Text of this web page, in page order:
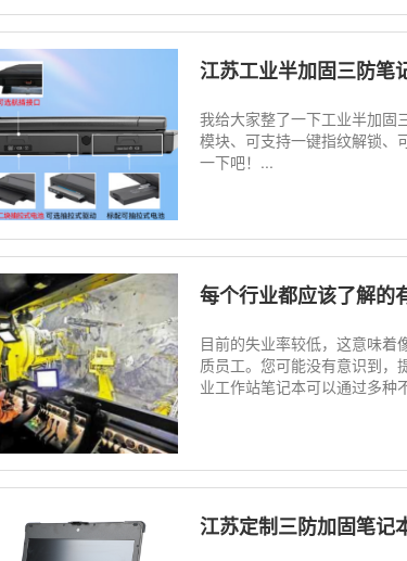
江苏工业半加固三防笔
我给大家整了一下工业半加固
模块、可支持一键指纹解锁、
一下吧！...
每个行业都应该了解的
目前的失业率较低，这意味着
质员工。您可能没有意识到，
业工作站笔记本可以通过多种
江苏定制三防加固笔记